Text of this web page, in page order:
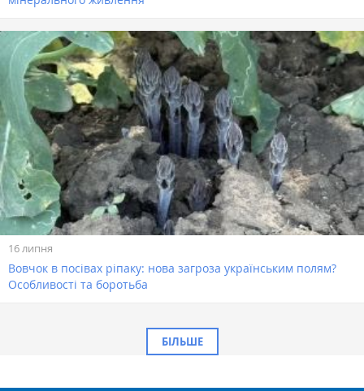
16 липня
Вовчок в посівах ріпаку: нова загроза українським полям?
Особливості та боротьба
БІЛЬШЕ